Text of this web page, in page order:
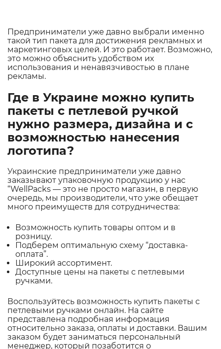
Предприниматели уже давно выбрали именно
такой тип пакета для достижения рекламных и
маркетинговых целей. И это работает. Возможно,
это можно объяснить удобством их
использования и ненавязчивостью в плане
рекламы.
Где в Украине можно купить
пакеты с петлевой ручкой
нужно размера, дизайна и с
возможностью нанесения
логотипа?
Украинские предприниматели уже давно
заказывают упаковочную продукцию у нас
“WellPacks — это не просто магазин, в первую
очередь, мы производители, что уже обещает
много преимуществ для сотрудничества:
Возможность купить товары оптом и в
розницу.
Подберем оптимальную схему “доставка-
оплата”.
Широкий ассортимент.
Доступные цены на пакеты с петлевыми
ручками.
Воспользуйтесь возможность купить пакеты с
петлевыми ручками онлайн. На сайте
представлена подробная информация
относительно заказа, оплаты и доставки. Вашим
заказом будет заниматься персональный
менеджер, который позаботится о